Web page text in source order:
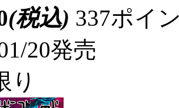
(税込) 337ポイ
20発売
り